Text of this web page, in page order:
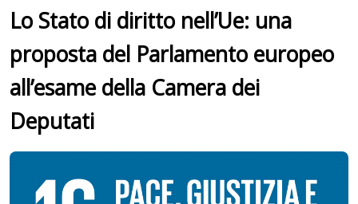
Lo Stato di diritto nell’Ue: una
proposta del Parlamento europeo
all’esame della Camera dei
Deputati